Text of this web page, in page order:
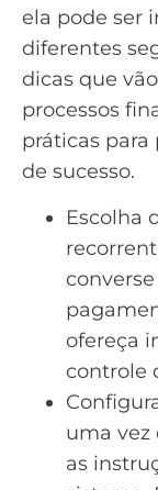
ela pode ser
diferentes
dicas que
processos
práticas para
de sucesso.
Escolha
ofereça
controle
uma vez
as